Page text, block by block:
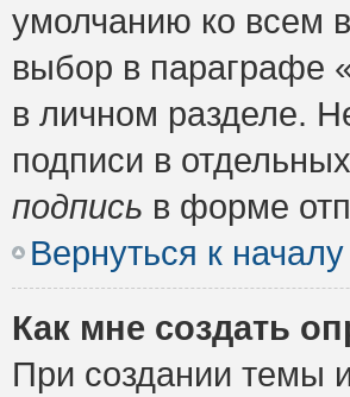
умолчанию ко всем
выбор в параграфе
в личном разделе.
подписи в
подпись в форме
Вернуться к началу
Как мне создать
При создании темы